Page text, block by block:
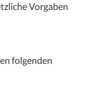
Vorgaben
folgenden